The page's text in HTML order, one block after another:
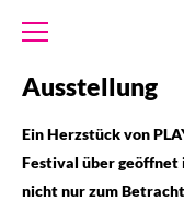
Ausstellung
Ein Herzstück von
Festival über geöffnet
nicht nur zum